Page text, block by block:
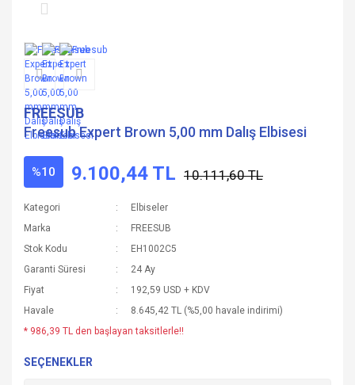
FREESUB
Freesub Expert Brown 5,00 mm Dalış Elbisesi
%10 9.100,44 TL 10.111,60 TL
Kategori
Elbiseler
Marka
FREESUB
Stok Kodu
EH1002C5
Garanti Süresi
24 Ay
Fiyat
192,59 USD + KDV
Havale
8.645,42 TL (%5,00 havale indirimi)
* 986,39 TL den başlayan taksitlerle!!
SEÇENEKLER